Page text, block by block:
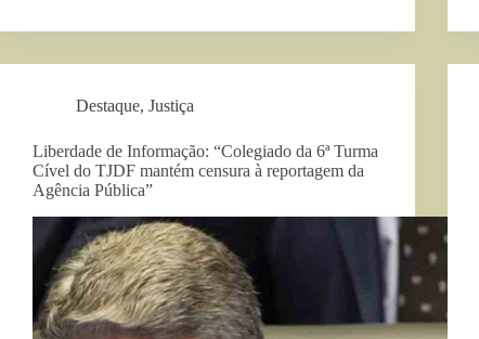
Destaque, Justiça
Liberdade de Informação: “Colegiado da 6ª Turma
Cível do TJDF mantém censura à reportagem da
Agência Pública”